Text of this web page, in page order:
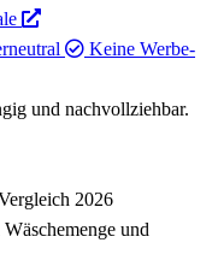
Keine Werbe-
und nachvollziehbar.
2026
und